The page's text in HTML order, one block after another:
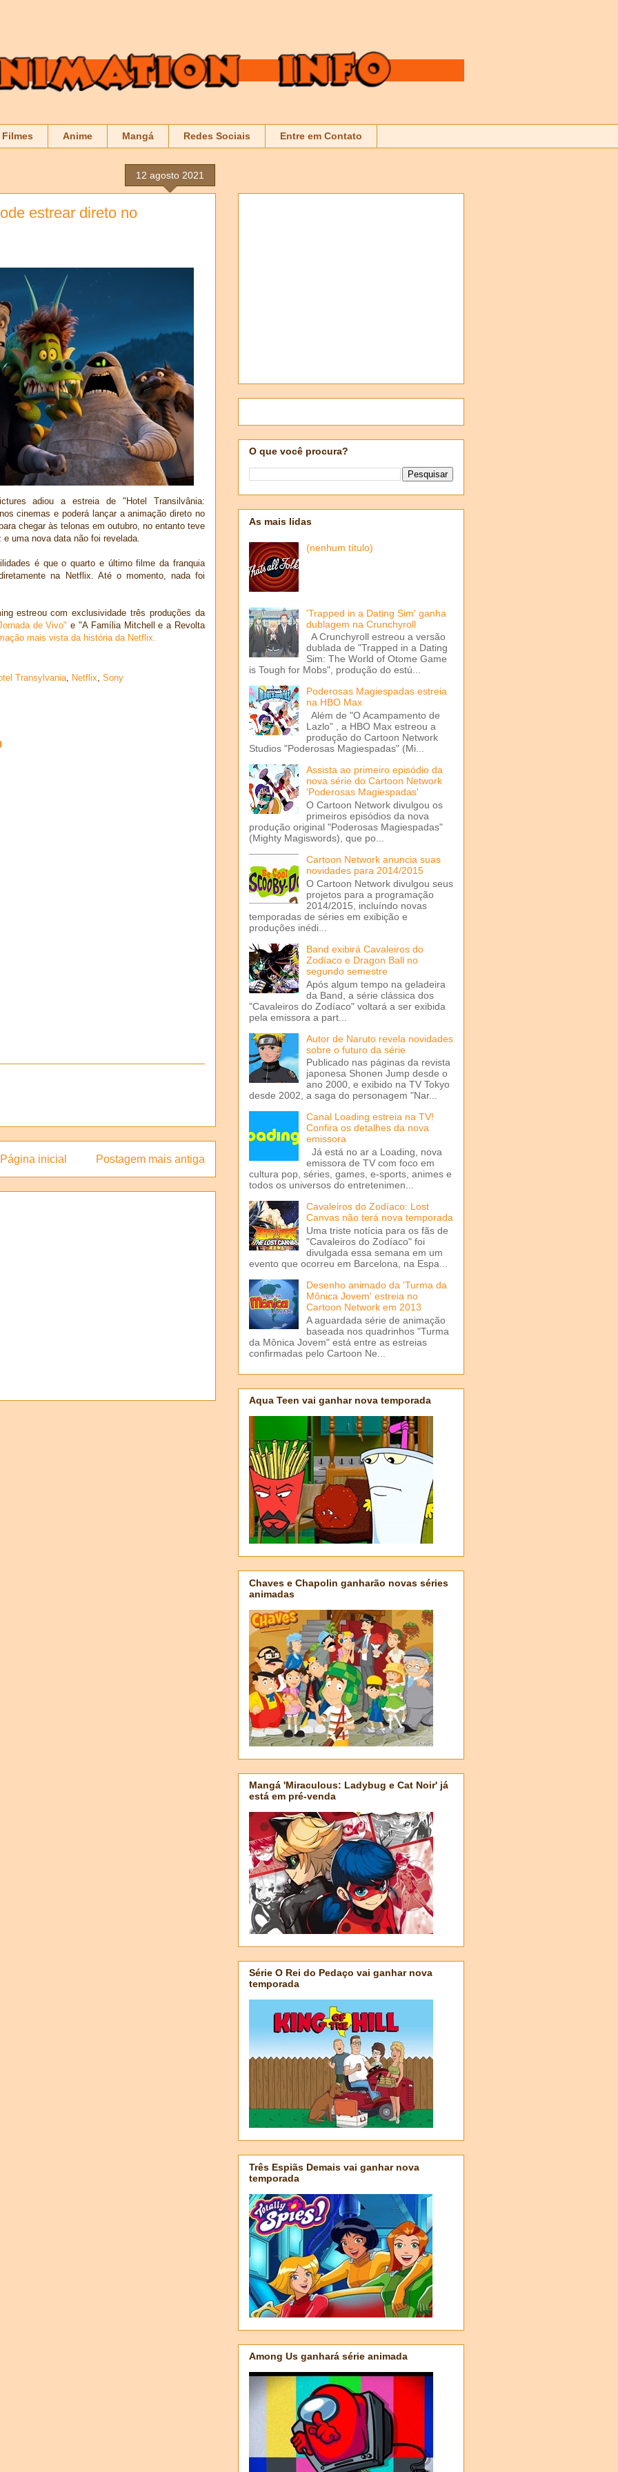
Filmes Anime Mangá Redes Sociais Entre em Contato
12 agosto 2021
estrear direto no
adiou a estreia de "Hotel Transilvânia:
cinemas e poderá lançar a animação direto no
chegar às telonas em outubro, no entanto teve
uma nova data não foi revelada.
é que o quarto e último filme da franquia
na Netflix. Até o momento, nada foi
estreou com exclusividade três produções da
de Vivo" e "A Família Mitchell e a Revolta
mais vista da história da Netflix.
Transylvania, Netflix, Sony
Postagem mais antiga
Página inicial
O que você procura?
As mais lidas
(nenhum título)
'Trapped in a Dating Sim' ganha
dublagem na Crunchyroll
A Crunchyroll estreou a versão
dublada de "Trapped in a Dating
Sim: The World of Otome Game
is Tough for Mobs", produção do estú...
Poderosas Magiespadas estreia
na HBO Max
Além de "O Acampamento de
Lazlo" , a HBO Max estreou a
produção do Cartoon Network
Studios "Poderosas Magiespadas" (Mi...
Assista ao primeiro episódio da
nova série do Cartoon Network
'Poderosas Magiespadas'
O Cartoon Network divulgou os
primeiros episódios da nova
produção original "Poderosas Magiespadas"
(Mighty Magiswords), que po...
Cartoon Network anuncia suas
novidades para 2014/2015
O Cartoon Network divulgou seus
projetos para a programação
2014/2015, incluíndo novas
temporadas de séries em exibição e
produções inédi...
Band exibirá Cavaleiros do
Zodíaco e Dragon Ball no
segundo semestre
Após algum tempo na geladeira
da Band, a série clássica dos
"Cavaleiros do Zodíaco" voltará a ser exibida
pela emissora a part...
Autor de Naruto revela novidades
sobre o futuro da série
Publicado nas páginas da revista
japonesa Shonen Jump desde o
ano 2000, e exibido na TV Tokyo
desde 2002, a saga do personagem "Nar...
Canal Loading estreia na TV!
Confira os detalhes da nova
emissora
Já está no ar a Loading, nova
emissora de TV com foco em
cultura pop, séries, games, e-sports, animes e
todos os universos do entretenimen...
Cavaleiros do Zodíaco: Lost
Canvas não terá nova temporada
Uma triste notícia para os fãs de
"Cavaleiros do Zodíaco" foi
divulgada essa semana em um
evento que ocorreu em Barcelona, na Espa...
Desenho animado da 'Turma da
Mônica Jovem' estreia no
Cartoon Network em 2013
A aguardada série de animação
baseada nos quadrinhos "Turma
da Mônica Jovem" está entre as estreias
confirmadas pelo Cartoon Ne...
Aqua Teen vai ganhar nova temporada
Chaves e Chapolin ganharão novas séries
animadas
Mangá 'Miraculous: Ladybug e Cat Noir' já
está em pré-venda
Série O Rei do Pedaço vai ganhar nova
temporada
Três Espiãs Demais vai ganhar nova
temporada
Among Us ganhará série animada